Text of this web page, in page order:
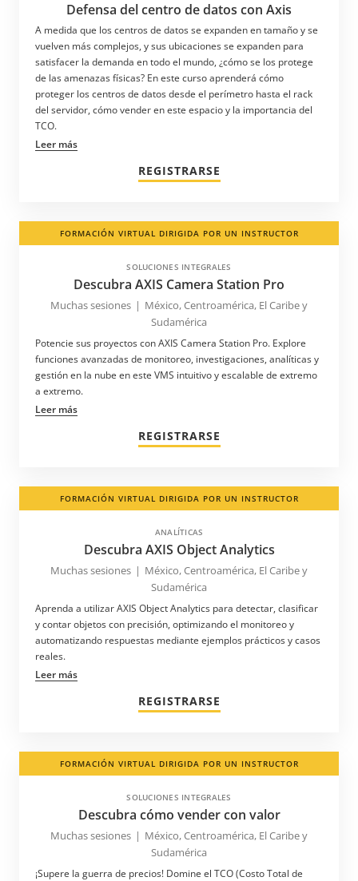
Defensa del centro de datos con Axis
A medida que los centros de datos se expanden en tamaño y se
vuelven más complejos, y sus ubicaciones se expanden para
satisfacer la demanda en todo el mundo, ¿cómo se los protege
de las amenazas físicas? En este curso aprenderá cómo
proteger los centros de datos desde el perímetro hasta el rack
del servidor, cómo vender en este espacio y la importancia del
TCO.
Leer más
REGISTRARSE
FORMACIÓN VIRTUAL DIRIGIDA POR UN INSTRUCTOR
SOLUCIONES INTEGRALES
Descubra AXIS Camera Station Pro
Muchas sesiones | México, Centroamérica, El Caribe y
Sudamérica
Potencie sus proyectos con AXIS Camera Station Pro. Explore
funciones avanzadas de monitoreo, investigaciones, analíticas y
gestión en la nube en este VMS intuitivo y escalable de extremo
a extremo.
Leer más
REGISTRARSE
FORMACIÓN VIRTUAL DIRIGIDA POR UN INSTRUCTOR
ANALÍTICAS
Descubra AXIS Object Analytics
Muchas sesiones | México, Centroamérica, El Caribe y
Sudamérica
Aprenda a utilizar AXIS Object Analytics para detectar, clasificar
y contar objetos con precisión, optimizando el monitoreo y
automatizando respuestas mediante ejemplos prácticos y casos
reales.
Leer más
REGISTRARSE
FORMACIÓN VIRTUAL DIRIGIDA POR UN INSTRUCTOR
SOLUCIONES INTEGRALES
Descubra cómo vender con valor
Muchas sesiones | México, Centroamérica, El Caribe y
Sudamérica
¡Supere la guerra de precios! Domine el TCO (Costo Total de